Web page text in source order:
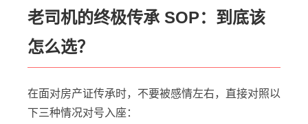
老司机的终极传承 SOP：到底该
怎么选？
在面对房产证传承时，不要被感情左右，直接对照以
下三种情况对号入座：